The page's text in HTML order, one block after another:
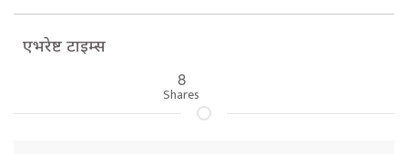
एभरेष्ट टाइम्स
8
Shares